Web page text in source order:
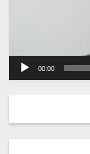
00:00